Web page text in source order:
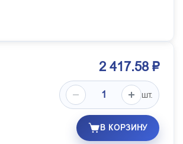
2 417.58 ₽
шт.
В КОРЗИНУ